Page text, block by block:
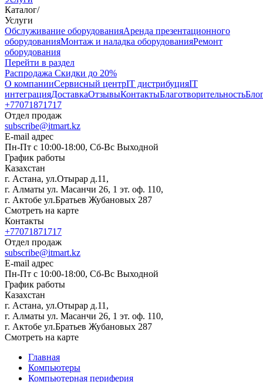
Каталог/
Услуги
Oбслуживание оборудованияАренда презентационного
оборудованияМонтаж и наладка оборудованияРемонт
оборудования
Перейти в раздел
Распродажа Скидки до 20%
О компанииСервисный центрIT дистрибуцияIT
интеграцияДоставкаОтзывыКонтактыБлаготворительность
+77071871717
Отдел продаж
subscribe@itmart.kz
E-mail адрес
Пн-Пт с 10:00-18:00, Сб-Вс Выходной
График работы
Казахстан
г. Астана, ул.Отырар д.11,
г. Алматы ул. Масанчи 26, 1 эт. оф. 110,
г. Актобе ул.Братьев Жубановых 287
Смотреть на карте
Контакты
+77071871717
Отдел продаж
subscribe@itmart.kz
E-mail адрес
Пн-Пт с 10:00-18:00, Сб-Вс Выходной
График работы
Казахстан
г. Астана, ул.Отырар д.11,
г. Алматы ул. Масанчи 26, 1 эт. оф. 110,
г. Актобе ул.Братьев Жубановых 287
Смотреть на карте
Главная
Компьютеры
Компьютерная периферия